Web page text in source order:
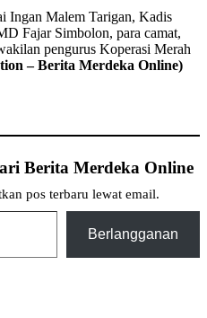
Ingan Malem Tarigan, Kadis
Fajar Simbolon, para camat,
pengurus Koperasi Merah
– Berita Merdeka Online)
Berita Merdeka Online
pos terbaru lewat email.
Berlangganan